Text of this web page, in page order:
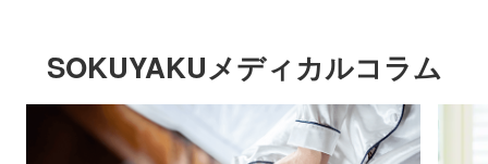
SOKUYAKUメディカルコラム